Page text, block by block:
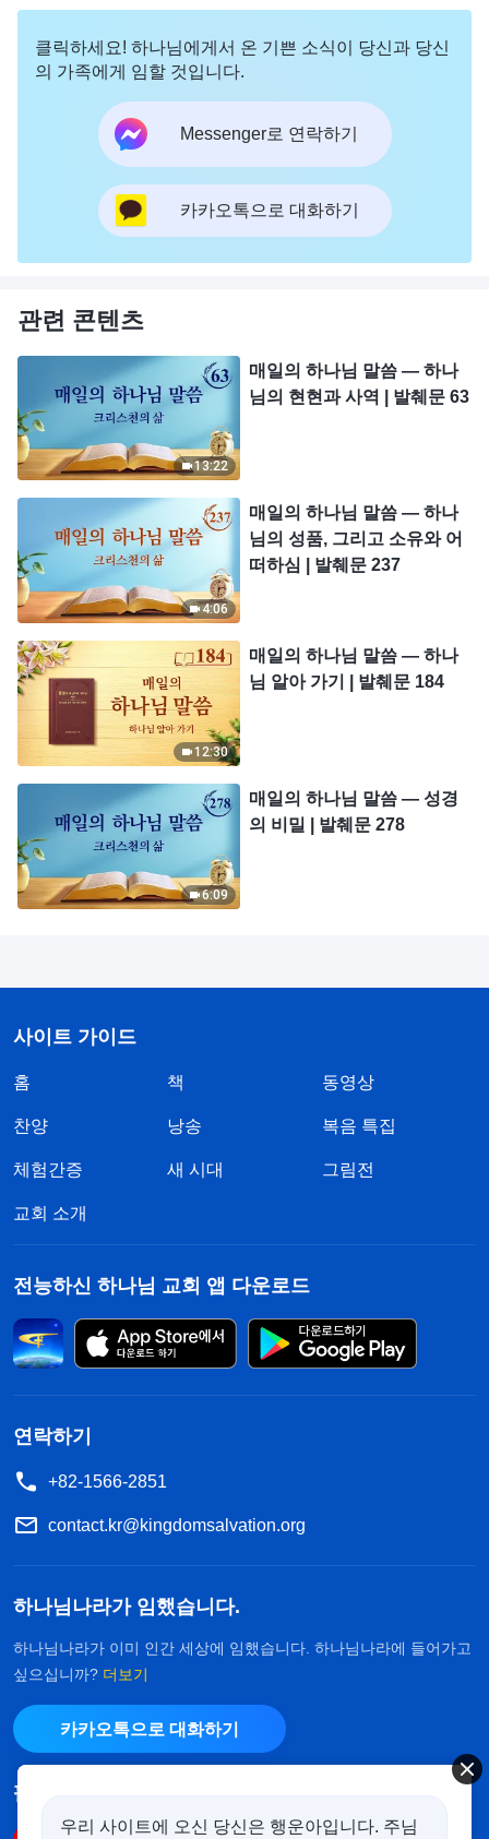
클릭하세요! 하나님에게서 온 기쁜 소식이 당신과 당신
의 가족에게 임할 것입니다.
Messenger로 연락하기
카카오톡으로 대화하기
관련 콘텐츠
13:22
매일의 하나님 말씀 ― 하나
님의 현현과 사역 | 발췌문 63
4:06
매일의 하나님 말씀 ― 하나
님의 성품, 그리고 소유와 어
떠하심 | 발췌문 237
12:30
매일의 하나님 말씀 ― 하나
님 알아 가기 | 발췌문 184
6:09
매일의 하나님 말씀 ― 성경
의 비밀 | 발췌문 278
사이트 가이드
홈 책 동영상
찬양 낭송 복음 특집
체험간증 새 시대 그림전
교회 소개
전능하신 하나님 교회 앱 다운로드
연락하기
+82-1566-2851
contact.kr@kingdomsalvation.org
하나님나라가 임했습니다.
하나님나라가 이미 인간 세상에 임했습니다. 하나님나라에 들어가고
싶으십니까? 더보기
카카오톡으로 대화하기
팔로우하기
우리 사이트에 오신 당신은 행운아입니다. 주님